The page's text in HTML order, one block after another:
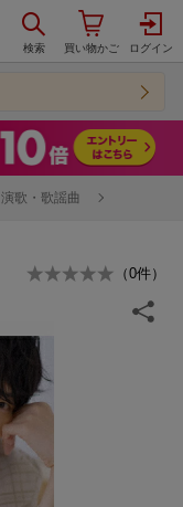
演歌・歌謡曲
（0件）